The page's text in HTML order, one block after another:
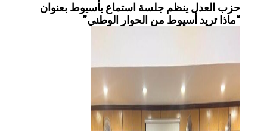
حزب العدل ينظم جلسة استماع بأسيوط بعنوان
“ماذا تريد أسيوط من الحوار الوطني”